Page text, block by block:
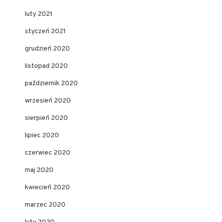
luty 2021
styczeń 2021
grudzień 2020
listopad 2020
październik 2020
wrzesień 2020
sierpień 2020
lipiec 2020
czerwiec 2020
maj 2020
kwiecień 2020
marzec 2020